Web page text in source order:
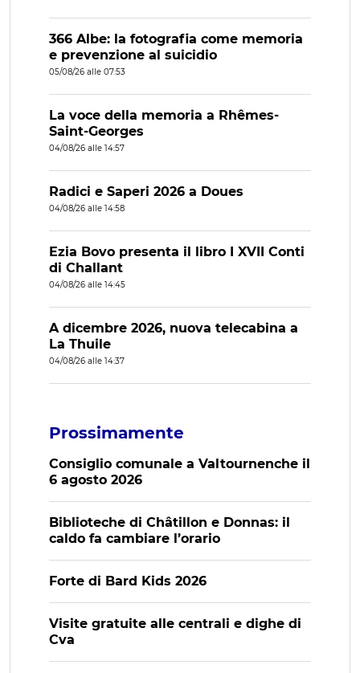
366 Albe: la fotografia come memoria
e prevenzione al suicidio
05/08/26 alle 07:53
La voce della memoria a Rhêmes-
Saint-Georges
04/08/26 alle 14:57
Radici e Saperi 2026 a Doues
04/08/26 alle 14:58
Ezia Bovo presenta il libro I XVII Conti
di Challant
04/08/26 alle 14:45
A dicembre 2026, nuova telecabina a
La Thuile
04/08/26 alle 14:37
Prossimamente
Consiglio comunale a Valtournenche il
6 agosto 2026
Biblioteche di Châtillon e Donnas: il
caldo fa cambiare l’orario
Forte di Bard Kids 2026
Visite gratuite alle centrali e dighe di
Cva